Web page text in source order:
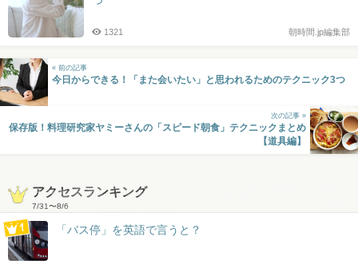
朝時間.jp編集部
1321
« 前の記事
今日からできる！「また会いたい」と思われるためのテクニック3つ
次の記事 »
保存版！料理研究家ヤミーさんの「スピード朝食」テクニックまとめ
【道具編】
アクセスランキング
7/31〜8/6
「バス停」を英語で言うと？